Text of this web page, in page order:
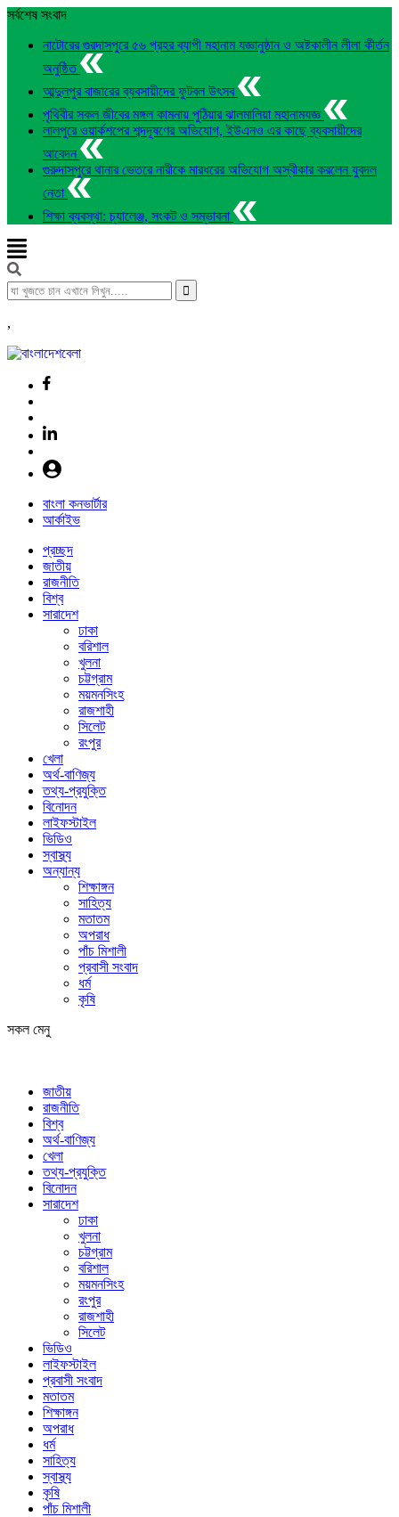
সর্বশেষ সংবাদ
নাটোরের গুরদাসপুরে ৫৬ প্রহর ব্যাপী মহানাম যজ্ঞানুষ্ঠান ও অষ্টকালীন লীলা কীর্তন
অনুষ্ঠিত
আব্দুলপুর বাজারের ব্যবসায়ীদের ফুটবল উৎসব
পৃথিবীর সকল জীবের মঙ্গল কামনায় পুঠিয়ার ঝালমালিয়া মহানামযজ্ঞ
লালপুরে ওয়ার্কশপের শব্দদূষণের অভিযোগ, ইউএনও এর কাছে ব্যবসায়ীদের
আবেদন
গুরুদাসপুরে থানার ভেতরে নারীকে মারধরের অভিযোগ অস্বীকার করলেন যুবদল
নেতা
শিক্ষা ব্যবস্থা: চ্যালেঞ্জ, সংকট ও সম্ভাবনা
,
বাংলা কনভার্টার
আর্কাইভ
প্রচ্ছদ
জাতীয়
রাজনীতি
বিশ্ব
সারাদেশ
ঢাকা
বরিশাল
খুলনা
চট্টগ্রাম
ময়মনসিংহ
রাজশাহী
সিলেট
রংপুর
খেলা
অর্থ-বাণিজ্য
তথ্য-প্রযুক্তি
বিনোদন
লাইফস্টাইল
ভিডিও
স্বাস্থ্য
অন্যান্য
শিক্ষাঙ্গন
সাহিত্য
মতাতম
অপরাধ
পাঁচ মিশালী
প্রবাসী সংবাদ
ধর্ম
কৃষি
সকল মেনু
জাতীয়
রাজনীতি
বিশ্ব
অর্থ-বাণিজ্য
খেলা
তথ্য-প্রযুক্তি
বিনোদন
সারাদেশ
ঢাকা
খুলনা
চট্টগ্রাম
বরিশাল
ময়মনসিংহ
রংপুর
রাজশাহী
সিলেট
ভিডিও
লাইফস্টাইল
প্রবাসী সংবাদ
মতাতম
শিক্ষাঙ্গন
অপরাধ
ধর্ম
সাহিত্য
স্বাস্থ্য
কৃষি
পাঁচ মিশালী